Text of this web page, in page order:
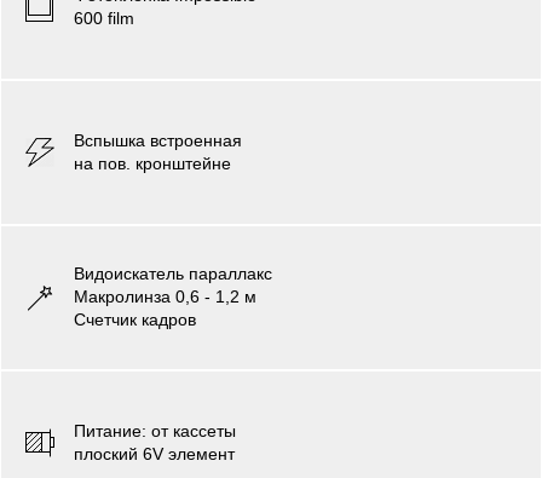
600 film
Вспышка встроенная
на пов. кронштейне
Видоискатель параллакс
Макролинза 0,6 - 1,2 м
Cчетчик кадров
Питаниe: от кассеты
плоский 6V элемент